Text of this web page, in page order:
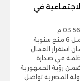
في
- منظومة دعم متكاملة تشمل 6 منح سنوية
استقرار العمال
في صدارة
ضمن رؤية الجمهورية
المصرية تواصل